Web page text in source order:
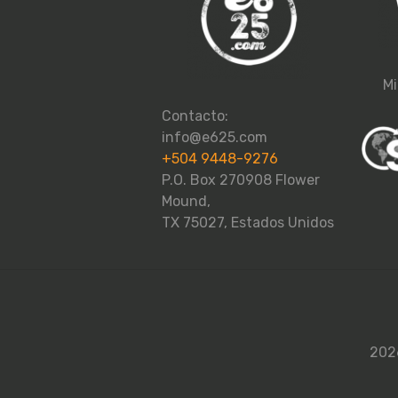
Contacto:
info@e625.com
+504 9448-9276
P.O. Box 270908 Flower
Mound,
TX 75027, Estados Unidos